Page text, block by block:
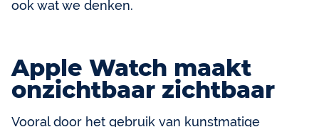
ook wat we denken.
Apple Watch maakt
onzichtbaar zichtbaar
Vooral door het gebruik van kunstmatige